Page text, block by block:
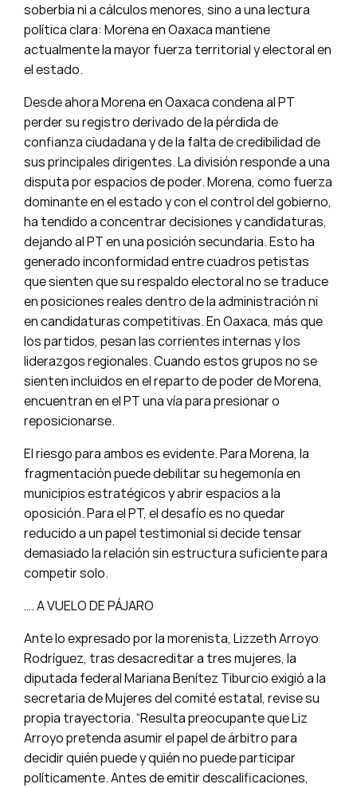
soberbia ni a cálculos menores, sino a una lectura
política clara: Morena en Oaxaca mantiene
actualmente la mayor fuerza territorial y electoral en
el estado.
Desde ahora Morena en Oaxaca condena al PT
perder su registro derivado de la pérdida de
confianza ciudadana y de la falta de credibilidad de
sus principales dirigentes. La división responde a una
disputa por espacios de poder. Morena, como fuerza
dominante en el estado y con el control del gobierno,
ha tendido a concentrar decisiones y candidaturas,
dejando al PT en una posición secundaria. Esto ha
generado inconformidad entre cuadros petistas
que sienten que su respaldo electoral no se traduce
en posiciones reales dentro de la administración ni
en candidaturas competitivas. En Oaxaca, más que
los partidos, pesan las corrientes internas y los
liderazgos regionales. Cuando estos grupos no se
sienten incluidos en el reparto de poder de Morena,
encuentran en el PT una vía para presionar o
reposicionarse.
El riesgo para ambos es evidente. Para Morena, la
fragmentación puede debilitar su hegemonía en
municipios estratégicos y abrir espacios a la
oposición. Para el PT, el desafío es no quedar
reducido a un papel testimonial si decide tensar
demasiado la relación sin estructura suficiente para
competir solo.
…. A VUELO DE PÁJARO
Ante lo expresado por la morenista, Lizzeth Arroyo
Rodríguez, tras desacreditar a tres mujeres, la
diputada federal Mariana Benítez Tiburcio exigió a la
secretaria de Mujeres del comité estatal, revise su
propia trayectoria. “Resulta preocupante que Liz
Arroyo pretenda asumir el papel de árbitro para
decidir quién puede y quién no puede participar
políticamente. Antes de emitir descalificaciones,